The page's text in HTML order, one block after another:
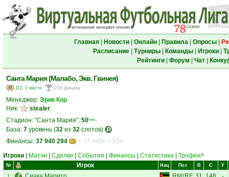
Главная| Новости| Онлайн| Правила| Опросы|
Расписание| Турниры| Команды| Игроки|
Рейтинги| Форум Чат|
Санта Мария (Малабо, Экв. Гвинея)
D2, 1 место 1/16 финала
Менеджер: Эрик Кор
Ник:
stealer
Стадион: "Санта Мария", 50тыс.
База: 7 уровень (32 из 32 слотов)
Финансы: 37 940 294
= 37 940к = 37м
Игроки
Матчи Сделки События Финансы Статистика Трофеи 6
№ Игрок Нац Поз В С У
1